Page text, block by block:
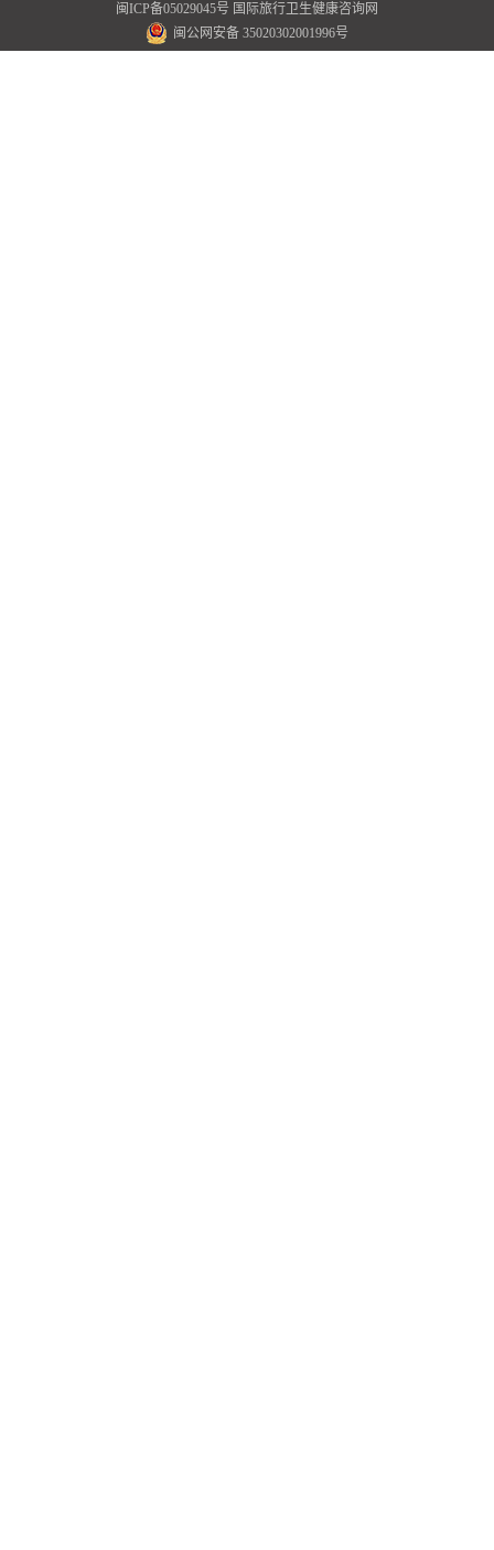
闽ICP备05029045号 国际旅行卫生健康咨询网
闽公网安备 35020302001996号